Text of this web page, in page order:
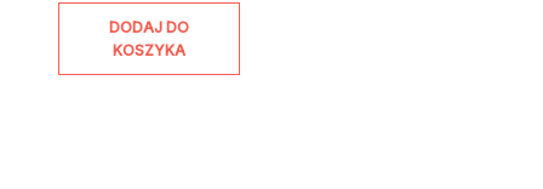
DODAJ DO
KOSZYKA